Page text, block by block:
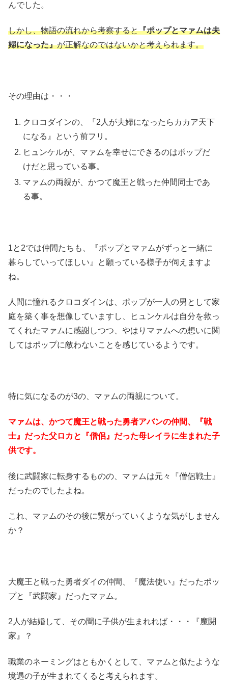
んでした。
しかし、物語の流れから考察すると『ポップとマァムは夫
婦になった』が正解なのではないかと考えられます。
その理由は・・・
クロコダインの、『2人が夫婦になったらカカア天下
になる』という前フリ。
ヒュンケルが、マァムを幸せにできるのはポップだ
けだと思っている事。
マァムの両親が、かつて魔王と戦った仲間同士であ
る事。
1と2では仲間たちも、『ポップとマァムがずっと一緒に
暮らしていってほしい』と願っている様子が伺えますよ
ね。
人間に憧れるクロコダインは、ポップが一人の男として家
庭を築く事を想像していますし、ヒュンケルは自分を救っ
てくれたマァムに感謝しつつ、やはりマァムへの想いに関
してはポップに敵わないことを感じているようです。
特に気になるのが3の、マァムの両親について。
マァムは、かつて魔王と戦った勇者アバンの仲間、『戦
士』だった父ロカと『僧侶』だった母レイラに生まれた子
供です。
後に武闘家に転身するものの、マァムは元々『僧侶戦士』
だったのでしたよね。
これ、マァムのその後に繋がっていくような気がしません
か？
大魔王と戦った勇者ダイの仲間、『魔法使い』だったポッ
プと『武闘家』だったマァム。
2人が結婚して、その間に子供が生まれれば・・・『魔闘
家』？
職業のネーミングはともかくとして、マァムと似たような
境遇の子が生まれてくると考えられます。